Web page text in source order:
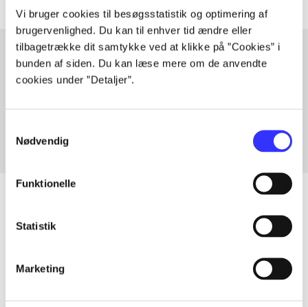
Vi bruger cookies til besøgsstatistik og optimering af
brugervenlighed. Du kan til enhver tid ændre eller
tilbagetrække dit samtykke ved at klikke på ”Cookies” i
bunden af siden. Du kan læse mere om de anvendte
cookies under ”Detaljer”.
Nødvendig
Funktionelle
Statistik
Marketing
Artikler med samme emner